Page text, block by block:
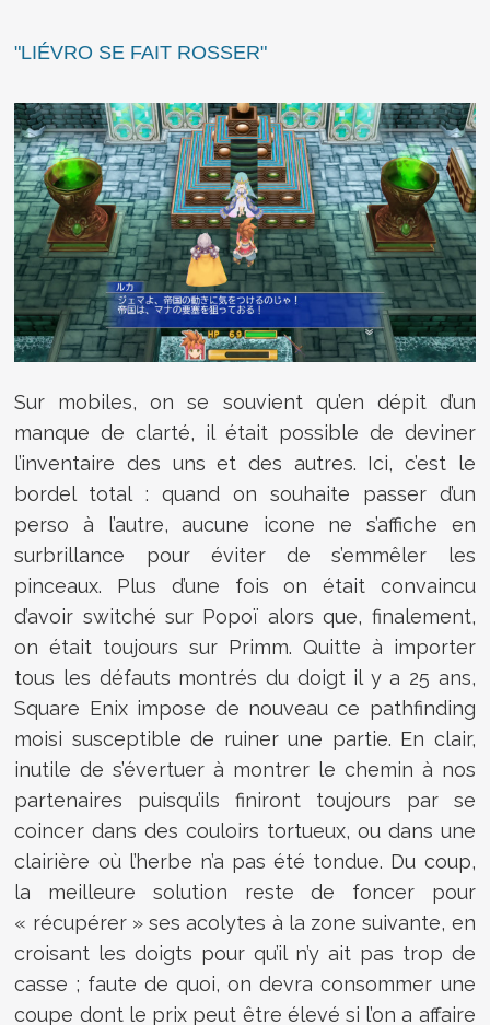
"LIÉVRO SE FAIT ROSSER"
Sur mobiles, on se souvient qu’en dépit d’un
manque de clarté, il était possible de deviner
l’inventaire des uns et des autres. Ici, c’est le
bordel total : quand on souhaite passer d’un
perso à l’autre, aucune icone ne s’affiche en
surbrillance pour éviter de s’emmêler les
pinceaux. Plus d’une fois on était convaincu
d’avoir switché sur Popoï alors que, finalement,
on était toujours sur Primm. Quitte à importer
tous les défauts montrés du doigt il y a 25 ans,
Square Enix impose de nouveau ce pathfinding
moisi susceptible de ruiner une partie. En clair,
inutile de s’évertuer à montrer le chemin à nos
partenaires puisqu’ils finiront toujours par se
coincer dans des couloirs tortueux, ou dans une
clairière où l’herbe n’a pas été tondue. Du coup,
la meilleure solution reste de foncer pour
« récupérer » ses acolytes à la zone suivante, en
croisant les doigts pour qu’il n’y ait pas trop de
casse ; faute de quoi, on devra consommer une
coupe dont le prix peut être élevé si l’on a affaire